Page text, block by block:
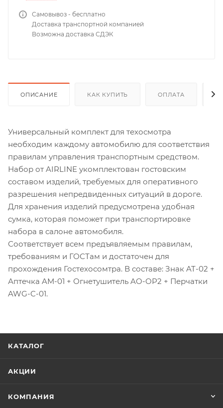
Самовывоз - бесплатно
Доставка транспортной компанией
Возможна доставка СДЭК
ОПИСАНИЕ КАК КУПИТЬ ОПЛАТА
Универсальный комплект для техосмотра
необходим каждому автомобилю для соответствия
правилам управления транспортным средством.
Набор от AIRLINE укомплектован гостовским
составом изделий, требуемых для оперативного
разрешения непредвиденных ситуаций в дороге.
Для хранения изделий предусмотрена удобная
сумка, которая поможет при транспортировке
набора в салоне автомобиля.
Соответствует всем предъявляемым правилам,
требованиям и ГОСТам и достаточен для
прохождения Гостехосомтра. В составе: Знак AT-02 +
Аптечка AM-01 + Огнетушитель AO-OP2 + Перчатки
AWG-C-01.
КАТАЛОГ
АКЦИИ
КОМПАНИЯ